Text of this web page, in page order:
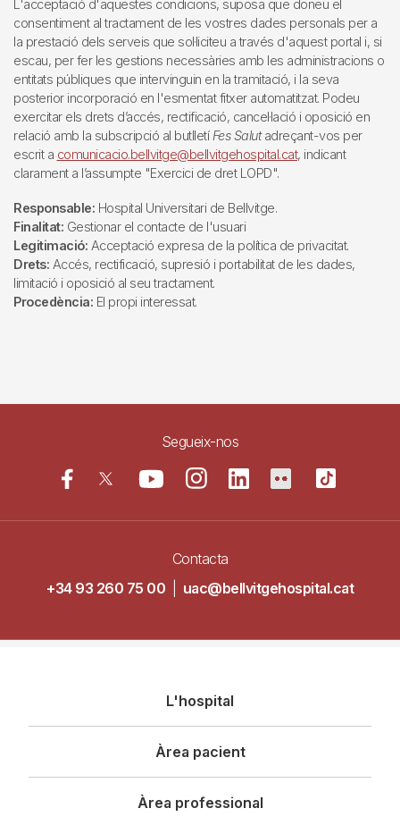
L'acceptació d'aquestes condicions, suposa que doneu el
consentiment al tractament de les vostres dades personals per a
la prestació dels serveis que sol·liciteu a través d'aquest portal i, si
escau, per fer les gestions necessàries amb les administracions o
entitats públiques que intervinguin en la tramitació, i la seva
posterior incorporació en l'esmentat fitxer automatitzat. Podeu
exercitar els drets d’accés, rectificació, cancel·lació i oposició en
relació amb la subscripció al butlletí Fes Salutadreçant-vos per
escrit a comunicacio.bellvitge@bellvitgehospital.cat, indicant
clarament a l’assumpte "Exercici de dret LOPD".
Responsable: Hospital Universitari de Bellvitge.
Finalitat: Gestionar el contacte de l'usuari
Legitimació: Acceptació expresa de la política de privacitat.
Drets: Accés, rectificació, supresió i portabilitat de les dades,
limitació i oposició al seu tractament.
Procedència: El propi interessat.
Segueix-nos
Contacta
+34 93 260 75 00
uac@bellvitgehospital.cat
principal
L'hospital
Àrea pacient
Àrea professional